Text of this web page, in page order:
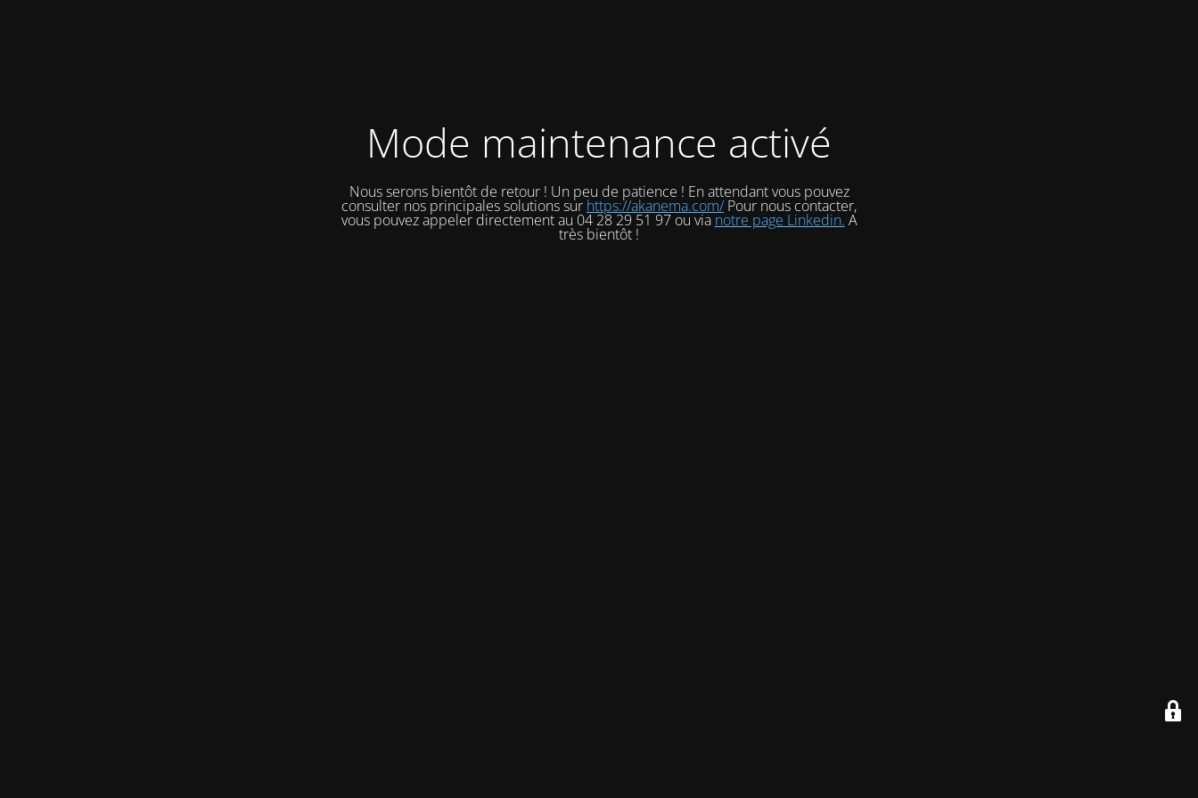
Mode maintenance activé
Nous serons bientôt de retour ! Un peu de patience ! En attendant vous pouvez
consulter nos principales solutions sur https://akanema.com/ Pour nous contacter,
vous pouvez appeler directement au 04 28 29 51 97 ou via notre page Linkedin. A
très bientôt !